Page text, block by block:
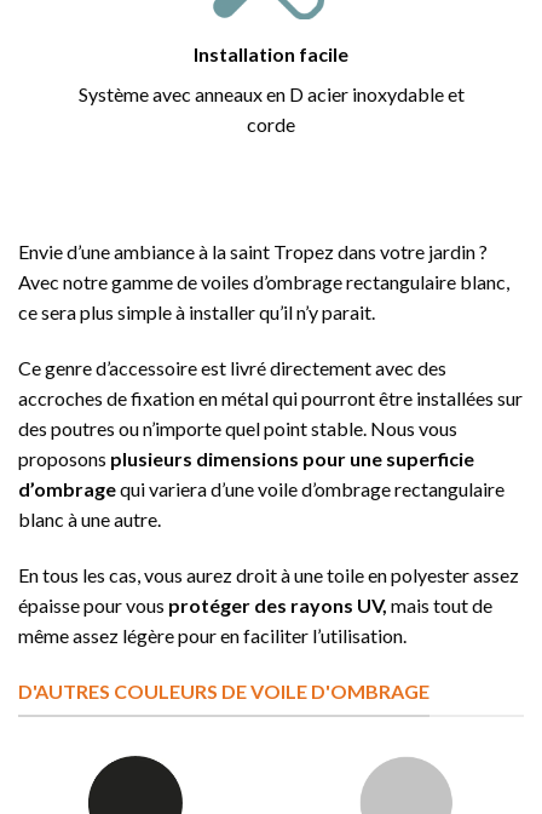
Installation facile
Système avec anneaux en D acier inoxydable et
corde
Envie d’une ambiance à la saint Tropez dans votre jardin ?
Avec notre gamme de voiles d’ombrage rectangulaire blanc,
ce sera plus simple à installer qu’il n’y parait.
Ce genre d’accessoire est livré directement avec des
accroches de fixation en métal qui pourront être installées sur
des poutres ou n’importe quel point stable. Nous vous
proposons plusieurs dimensions pour une superficie
d’ombragequi variera d’une voile d’ombrage rectangulaire
blanc à une autre.
En tous les cas, vous aurez droit à une toile en polyester assez
épaisse pour vous protéger des rayons UV, mais tout de
même assez légère pour en faciliter l’utilisation.
D'AUTRES COULEURS DE VOILE D'OMBRAGE